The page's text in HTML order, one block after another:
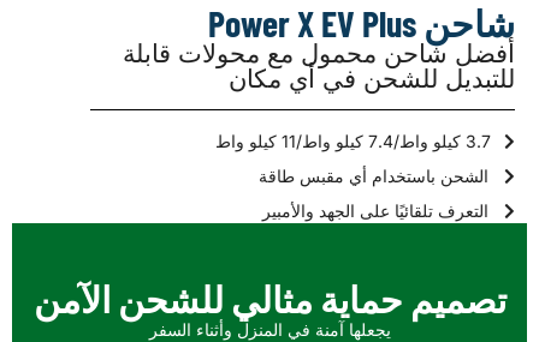
شاحن Power X EV Plus
أفضل شاحن محمول مع محولات قابلة
للتبديل للشحن في أي مكان
3.7 كيلو واط/7.4 كيلو واط/11 كيلو واط
الشحن باستخدام أي مقبس طاقة
التعرف تلقائيًا على الجهد والأمبير
تصميم حماية مثالي للشحن الآمن
يجعلها آمنة في المنزل وأثناء السفر